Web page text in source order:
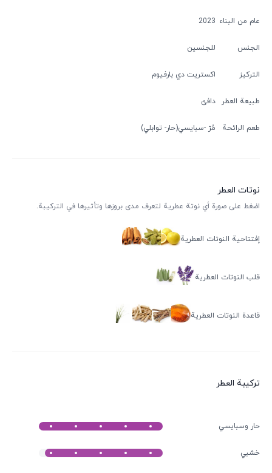
عام من البناء 2023
الجنس للجنسين
التركيز اكستريت دي بارفيوم
طبيعة العطر دافئ
طعم الرائحة مُرّ سبایسي(حار- توابلي)
نوتات العطر
اضغط على صورة أي نوتة عطرية لتعرف مدى بروزها وتأثيرها في التركيبة.
إفتتاحية النوتات العطرية
قلب النوتات العطرية
قاعدة النوتات العطرية
ترکیبة العطر
حار وسبايسي
خشبي